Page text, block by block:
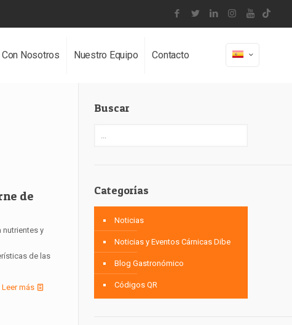
Con Nosotros Nuestro Equipo Contacto
de
nutrientes y
de las
Leer más
Buscar
Categorías
Noticias
Noticias y Eventos Cárnicas Dibe
Blog Gastronómico
Códigos QR